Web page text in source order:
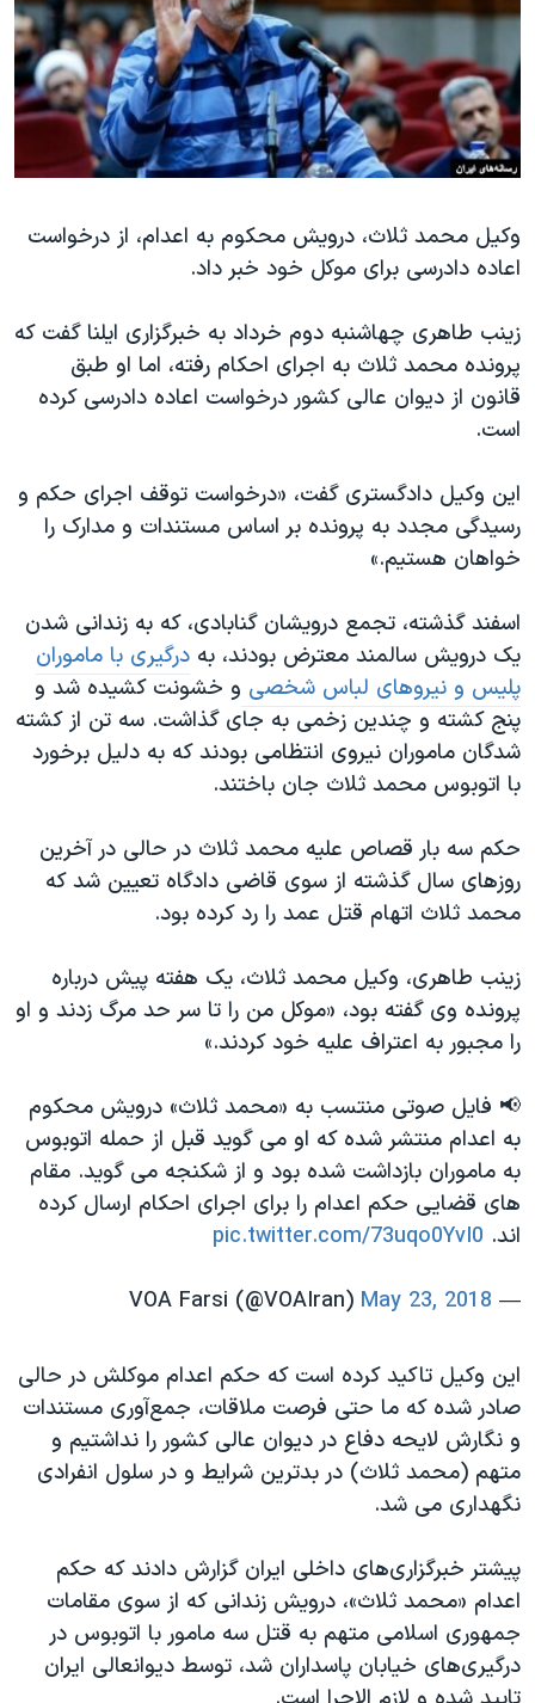
فرهنگ و زندگی
حقوق شهروندی
اقتصادی
علم و فناوری
گالری عکس
آرشیو پخش زنده
مستندها
انتخابات ریاست جمهوری آمریکا ۲۰۲۴
حمله جمهوری اسلامی به اسرائیل
رمز مهسا
اعتراضات زن، زندگی، آزادی
مجموعه مستندهای دادخواهی
تریبونال مردمی آبان ۹۸
دادگاه حمید نوری
چهل سال گروگان‌گیری
اعتراضات مردمی آبان ۹۸
اسرائیل در جنگ
همایش محافظه‌کاران آمریکا «سی‌پک»
صفحه‌های ویژه
سفر پرزیدنت ترامپ به چین
دنبال کنید
زبانهای مختلف
وکیل محمد ثلاث، درویش محکوم به اعدام، از درخواست
اعاده دادرسی برای موکل خود خبر داد.
زینب طاهری چهاشنبه دوم خرداد به خبرگزاری ایلنا گفت که
پرونده محمد ثلاث به اجرای احکام رفته، اما او طبق
قانون از دیوان عالی کشور درخواست اعاده دادرسی کرده
است.
این وکیل دادگستری گفت، «درخواست توقف اجرای حکم و
رسیدگی مجدد به پرونده بر اساس مستندات و مدارک را
خواهان هستیم.»
اسفند گذشته، تجمع درویشان گنابادی، که به زندانی شدن
یک درویش سالمند معترض بودند، به درگیری با ماموران
پلیس و نیروهای لباس شخصی و خشونت کشیده شد و
پنج کشته و چندین زخمی به جای گذاشت. سه تن از کشته
شدگان ماموران نیروی انتظامی بودند که به دلیل برخورد
با اتوبوس محمد ثلاث جان باختند.
حکم سه بار قصاص علیه محمد ثلاث در حالی در آخرین
روزهای سال گذشته از سوی قاضی دادگاه تعیین شد که
محمد ثلاث اتهام قتل عمد را رد کرده بود.
زینب طاهری، وکیل محمد ثلاث، یک هفته پیش درباره
پرونده وی گفته بود، «موکل من را تا سر حد مرگ زدند و او‌
را مجبور به اعتراف علیه خود کردند.»
📢 فایل صوتی منتسب به «محمد ثلاث» درویش محکوم
به اعدام منتشر شده که او می گوید قبل از حمله اتوبوس
به ماموران بازداشت شده بود و از شکنجه می گوید. مقام
های قضایی حکم اعدام را برای اجرای احکام ارسال کرده
اند. pic.twitter.com/73uqo0YvI0
— VOA Farsi (@VOAIran)
May 23, 2018
این وکیل تاکید کرده است که حکم اعدام موکلش در حالی
صادر شده که ما حتی فرصت ملاقات، جمع‌آوری مستندات
و نگارش لایحه دفاع در دیوان عالی کشور را نداشتیم و
متهم (محمد ثلاث) در بدترین شرایط و در سلول انفرادی
نگهداری می شد.
پیشتر خبرگزاری‌های داخلی ایران گزارش دادند که حکم
اعدام «محمد ثلاث»، درویش زندانی که از سوی مقامات
جمهوری اسلامی متهم به قتل سه مامور با اتوبوس در
درگیری‌های خیابان پاسداران شد، توسط دیوانعالی ایران